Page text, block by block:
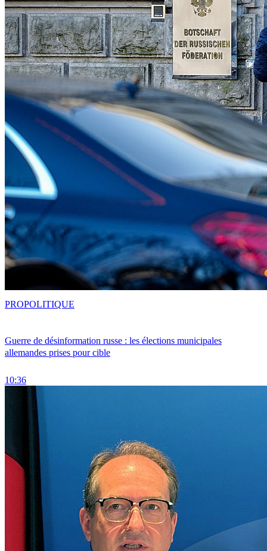
Guerre de désinformation russe : les élections municipales
allemandes prises pour cible
10:36
PROPOLITIQUE